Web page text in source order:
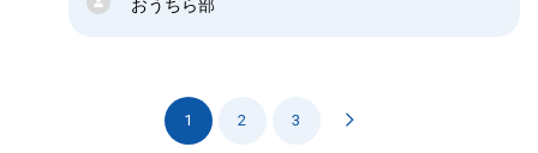
おうちら部
1 2 3